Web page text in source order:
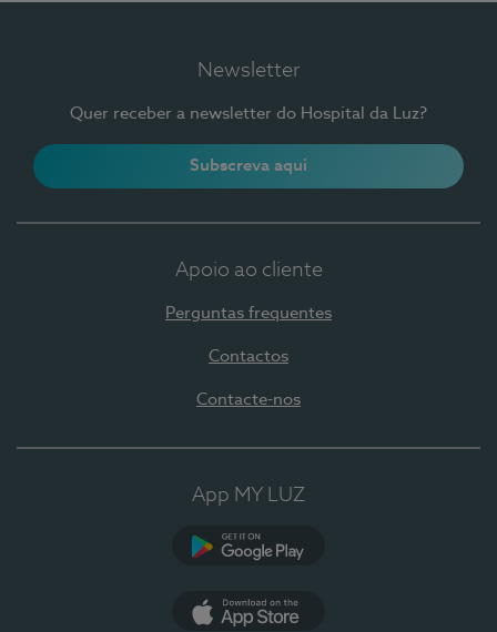
Newsletter
Quer receber a newsletter do Hospital da Luz?
Subscreva aqui
Apoio ao cliente
Perguntas frequentes
Contactos
Contacte-nos
App MY LUZ